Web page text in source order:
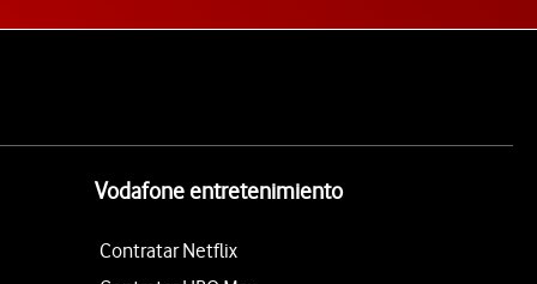
Vodafone entretenimiento
Contratar Netflix